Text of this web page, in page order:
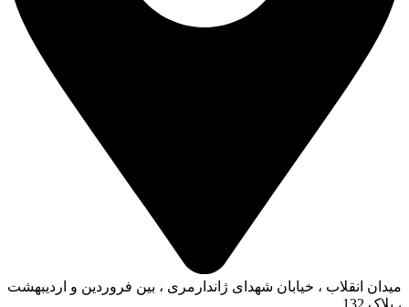
میدان انقلاب ، خیابان شهدای ژاندارمری ، بین فروردین و اردیبهشت